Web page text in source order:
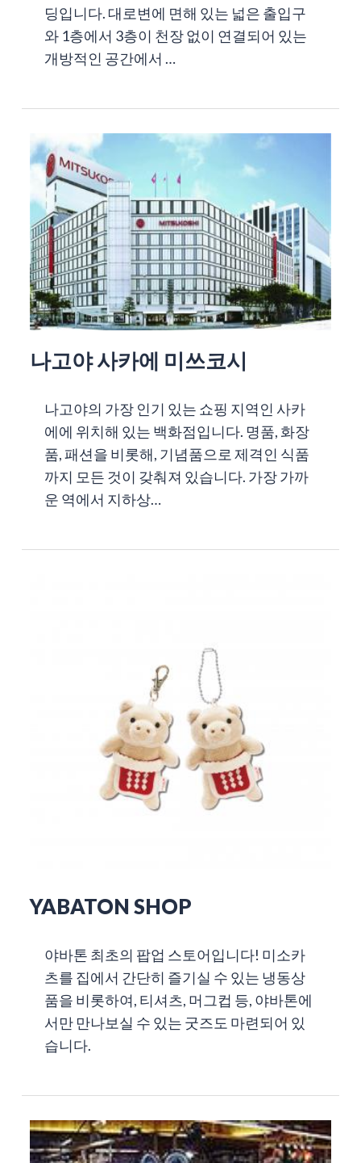
딩입니다. 대로변에 면해 있는 넓은 출입구
와 1층에서 3층이 천장 없이 연결되어 있는
개방적인 공간에서 …
나고야 사카에 미쓰코시
나고야의 가장 인기 있는 쇼핑 지역인 사카
에에 위치해 있는 백화점입니다. 명품, 화장
품, 패션을 비롯해, 기념품으로 제격인 식품
까지 모든 것이 갖춰져 있습니다. 가장 가까
운 역에서 지하상…
YABATON SHOP
야바톤 최초의 팝업 스토어입니다! 미소카
츠를 집에서 간단히 즐기실 수 있는 냉동상
품을 비롯하여, 티셔츠, 머그컵 등, 야바톤에
서만 만나보실 수 있는 굿즈도 마련되어 있
습니다.